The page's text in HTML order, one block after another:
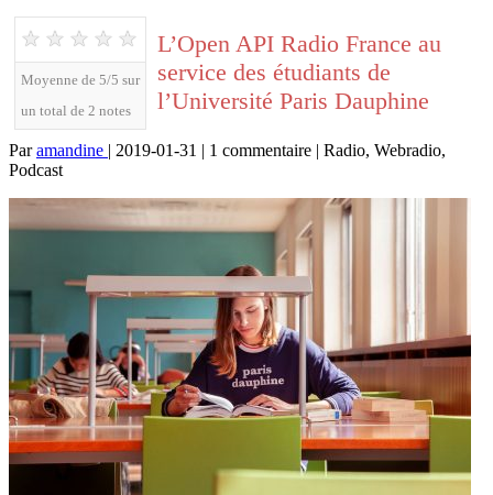
★ ★ ★ ★ ★
Moyenne de 5/5 sur
un total de 2 notes
L’Open API Radio France au
service des étudiants de
l’Université Paris Dauphine
Paramandine | 2019-01-31 | 1 commentaire | Radio, Webradio,
Podcast